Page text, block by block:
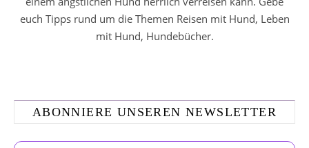
euch Tipps rund um die Themen Reisen mit Hund, Leben
mit Hund, Hundebücher.
ABONNIERE UNSEREN NEWSLETTER